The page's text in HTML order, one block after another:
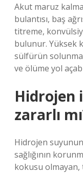
Akut maruz
bulantısı, baş
titreme,
bulunur. Yüksek
sülfürün
ve ölüme yol
Hidrojen
zararlı
Hidrojen
sağlığının
kokusu olmayan,